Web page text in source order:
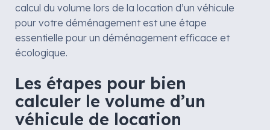
calcul du volume lors de la location d’un véhicule
pour votre déménagement est une étape
essentielle pour un déménagement efficace et
écologique.
Les étapes pour bien
calculer le volume d’un
véhicule de location